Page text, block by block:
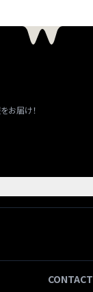
お届け！
CONTACT